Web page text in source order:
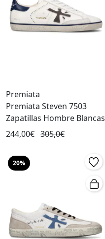
Premiata
Premiata Steven 7503
Zapatillas Hombre Blancas
244,00€ 305,0€
20%